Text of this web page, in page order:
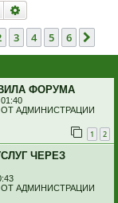
Поиск
3 4 5 6
ФОРУМА
АДМИНИСТРАЦИИ
1 2
ЧЕРЕЗ
АДМИНИСТРАЦИИ